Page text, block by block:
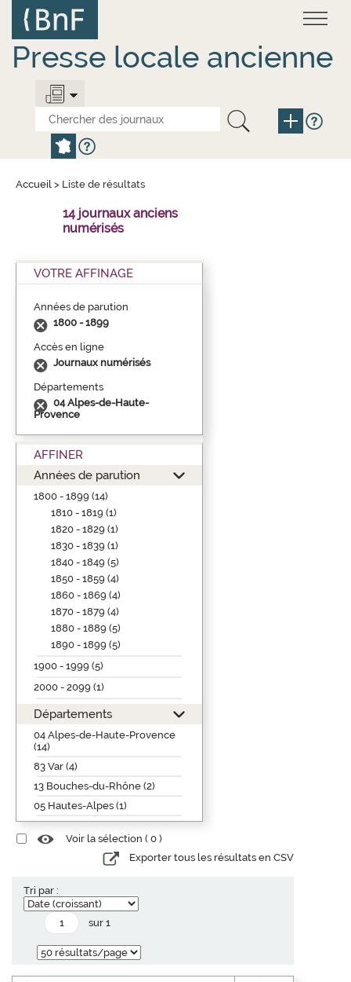
contenu
principal
Presse locale ancienne
Accueil > Liste de résultats
14 journaux anciens
numérisés
VOTRE AFFINAGE
Années de parution
1800 - 1899
Accès en ligne
Journaux numérisés
Départements
04 Alpes-de-Haute-
Provence
AFFINER
Années de parution
1800 - 1899 (14)
1810 - 1819 (1)
1820 - 1829 (1)
1830 - 1839 (1)
1840 - 1849 (5)
1850 - 1859 (4)
1860 - 1869 (4)
1870 - 1879 (4)
1880 - 1889 (5)
1890 - 1899 (5)
1900 - 1999 (5)
2000 - 2099 (1)
Départements
04 Alpes-de-Haute-Provence
(14)
83 Var (4)
13 Bouches-du-Rhône (2)
05 Hautes-Alpes (1)
Voir la sélection ( 0 )
Exporter tous les résultats en CSV
Tri par :
sur 1
Panneau de gestion des cookies